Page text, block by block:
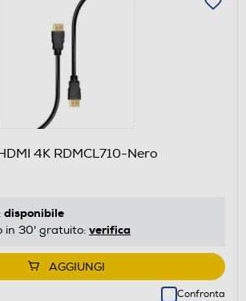
4K RDMCL710-Nero
disponibile
in 30' gratuito: verifica
AGGIUNGI
Confronta